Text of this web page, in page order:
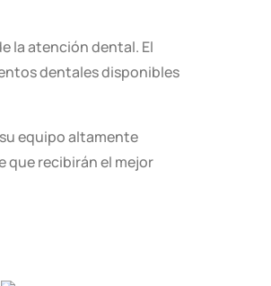
la atención dental. El
dentales disponibles
equipo altamente
que recibirán el mejor